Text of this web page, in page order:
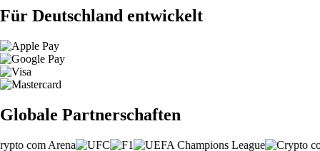
Für Deutschland entwickelt
Globale Partnerschaften